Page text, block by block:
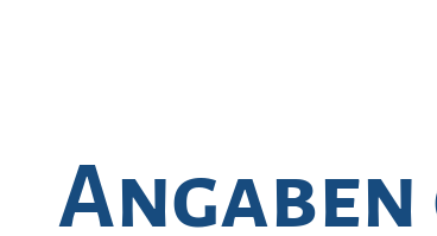
Angaben